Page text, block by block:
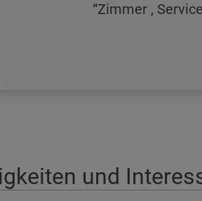
Zimmer ,
und